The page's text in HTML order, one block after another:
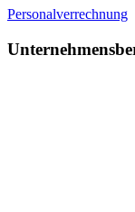
Personalverrechnung